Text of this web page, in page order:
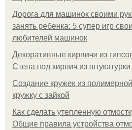
Дорога для машинок своими
занять ребенка: 5 супер игр
любителей машинок
Декоративные кирпичи из
Стена под кирпич из
Создание кружек из
кружку с зайкой
Как сделать утепленную
Общие правила устройства